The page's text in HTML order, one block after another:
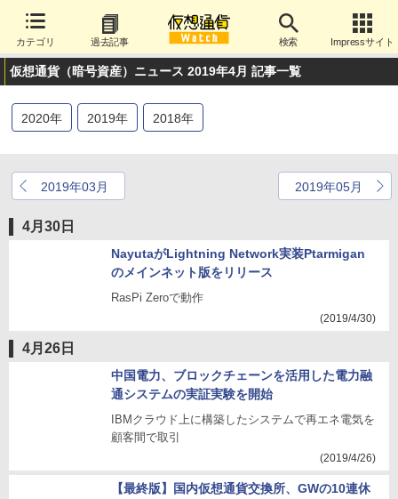
カテゴリ 過去記事 検索 Impressサイト
仮想通貨（暗号資産）ニュース 2019年4月 記事一覧
2020年 2019年 2018年
2019年03月 2019年05月
4月30日
NayutaがLightning Network実装Ptarmigan
のメインネット版をリリース
RasPi Zeroで動作
(2019/4/30)
4月26日
中国電力、ブロックチェーンを活用した電力融
通システムの実証実験を開始
IBMクラウド上に構築したシステムで再エネ電気を
顧客間で取引
(2019/4/26)
【最終版】国内仮想通貨交換所、GWの10連休